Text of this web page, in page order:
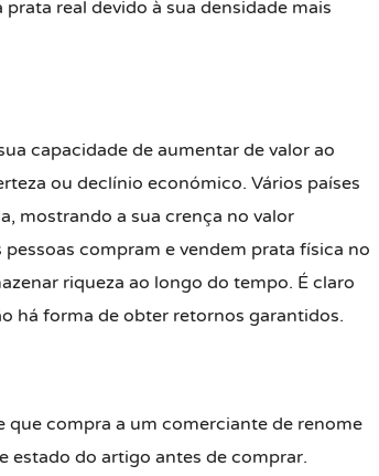
real devido à sua densidade mais
capacidade de aumentar de valor ao
ou declínio económico. Vários países
mostrando a sua crença no valor
compram e vendem prata física no
riqueza ao longo do tempo. É claro
há forma de obter retornos garantidos.
compra a um comerciante de renome
estado do artigo antes de comprar.